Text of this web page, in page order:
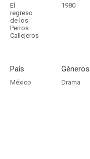
El
regreso
de los
Perros
Callejeros
1980
País
México
Géneros
Drama